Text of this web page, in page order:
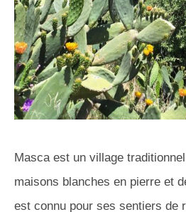
Masca est un village
maisons blanches en pierre et
est connu pour ses sentiers de